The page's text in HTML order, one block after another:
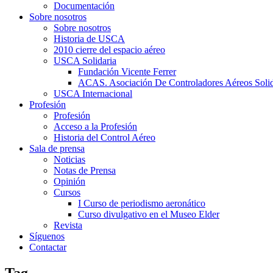
Documentación
Sobre nosotros
Sobre nosotros
Historia de USCA
2010 cierre del espacio aéreo
USCA Solidaria
Fundación Vicente Ferrer
ACAS. Asociación De Controladores Aéreos
USCA Internacional
Profesión
Profesión
Acceso a la Profesión
Historia del Control Aéreo
Sala de prensa
Noticias
Notas de Prensa
Opinión
Cursos
I Curso de periodismo aeronático
Curso divulgativo en el Museo Elder
Revista
Síguenos
Contactar